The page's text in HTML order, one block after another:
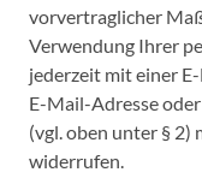
vorvertraglicher
Verwendung Ihrer
jederzeit mit einer
E-Mail-Adresse
(vgl. oben unter §
widerrufen.